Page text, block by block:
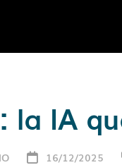
la IA
16/12/2025